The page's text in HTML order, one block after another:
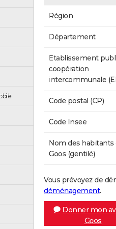
Région
Département
Etablissement
coopération
intercommunale
Code postal (CP)
Code Insee
Nom des habitants
Goos (gentilé)
Vous prévoyez de
déménagement.
Donner mon
Goos